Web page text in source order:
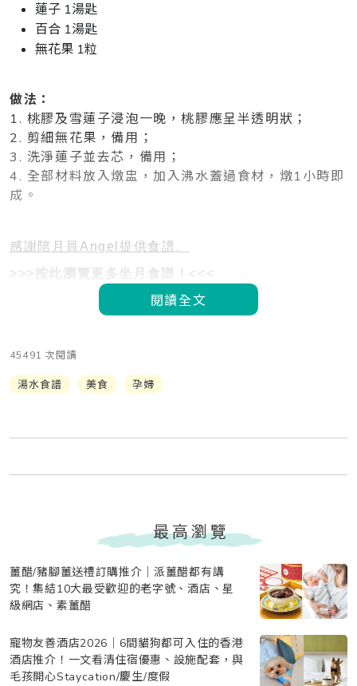
蓮子 1湯匙
百合 1湯匙
無花果 1粒
做法：
1. 桃膠及雪蓮子浸泡一晚，桃膠應呈半透明狀；
2. 剪細無花果，備用；
3. 洗淨蓮子並去芯，備用；
4. 全部材料放入燉盅，加入沸水蓋過食材，燉1小時即
成。
感謝陪月員Angel提供食譜。
>>>按此瀏覽更多坐月食譜！<<<
閱讀全文
45491 次閱讀
湯水食譜 美食 孕婦
最高瀏覽
薑醋/豬腳薑送禮訂購推介｜派薑醋都有講
究！集結10大最受歡迎的老字號、酒店、星
級網店、素薑醋
寵物友善酒店2026｜6間貓狗都可入住的香港
酒店推介！一文看清住宿優惠、設施配套，與
毛孩開心Staycation/慶生/度假